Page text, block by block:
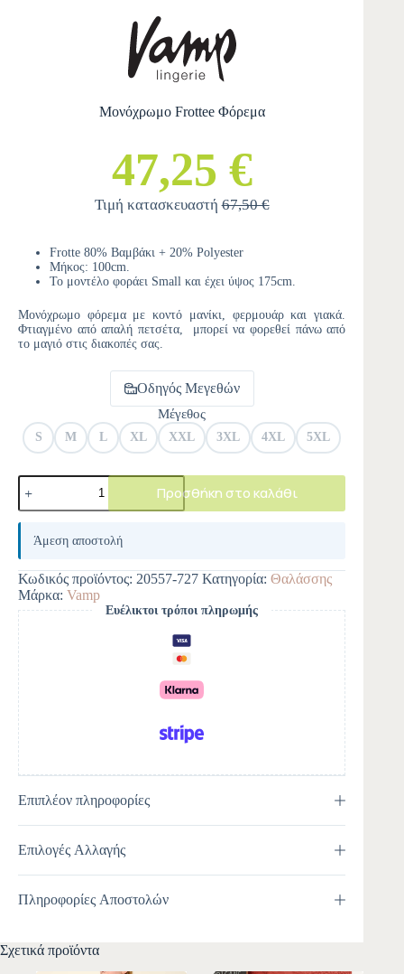
Μονόχρωμο Frottee Φόρεμα
47,25 €
Τιμή κατασκευαστή67,50 €
Frotte 80% Βαμβάκι + 20% Polyester
Μήκος: 100cm.
Το μοντέλο φοράει Small και έχει ύψος 175cm.
Μονόχρωμο φόρεμα με κοντό μανίκι, φερμουάρ και γιακά.
Φτιαγμένο από απαλή πετσέτα, μπορεί να φορεθεί πάνω από
το μαγιό στις διακοπές σας.
Οδηγός Μεγεθών
Μέγεθος
S M L XL XXL 3XL 4XL 5XL
Προσθήκη στο καλάθι
A
e
r
n
a
t
i
v
e
:
Άμεση αποστολή
Κωδικός προϊόντος: 20557-727 Κατηγορία: Θαλάσσης
Μάρκα: Vamp
Ευέλικτοι τρόποι πληρωμής
Επιπλέον πληροφορίες
Επιλογές Αλλαγής
Πληροφορίες Αποστολών
Σχετικά προϊόντα